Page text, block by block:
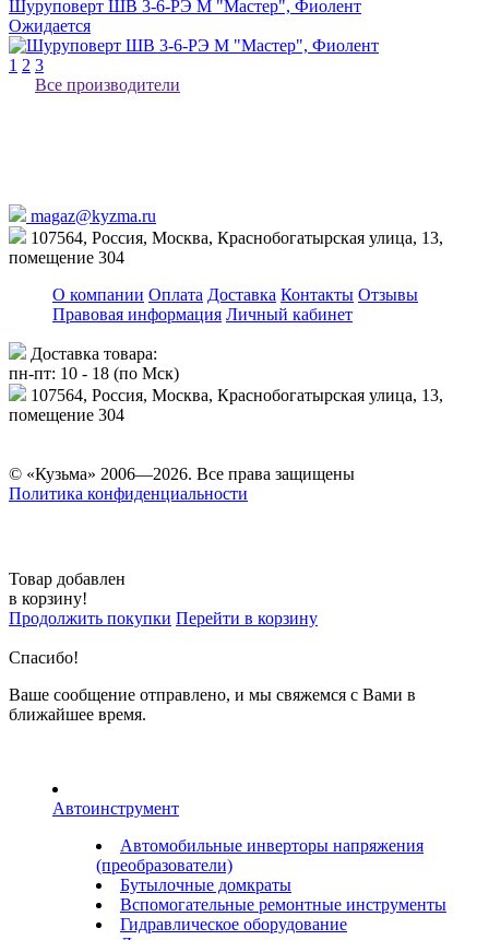
Шуруповерт ШВ 3-6-РЭ М "Мастер", Фиолент
Ожидается
1 2 3
Все производители
magaz@kyzma.ru
107564, Россия, Москва, Краснобогатырская улица, 13,
помещение 304
О компании Оплата Доставка Контакты Отзывы
Правовая информация Личный кабинет
Доставка товара:
пн-пт: 10 - 18 (по Мск)
107564, Россия, Москва, Краснобогатырская улица, 13,
помещение 304
© «Кузьма» 2006—2026. Все права защищены
Политика конфиденциальности
Товар добавлен
в корзину!
Продолжить покупки Перейти в корзину
Спасибо!
Ваше сообщение отправлено, и мы свяжемся с Вами в
ближайшее время.
Автоинструмент
Автомобильные инверторы напряжения
(преобразователи)
Бутылочные домкраты
Вспомогательные ремонтные инструменты
Гидравлическое оборудование